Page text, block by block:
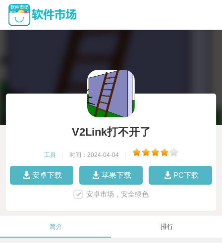
V2Link打不开了
工具 时间：2024-04-04
安卓下载 苹果下载 PC下载
安卓市场，安全绿色
简介 排行